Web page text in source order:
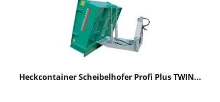
Heckcontainer Scheibelhofer Profi Plus TWIN...